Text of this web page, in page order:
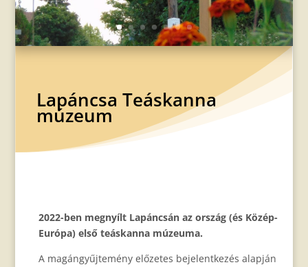
Lapáncsa Teáskanna
múzeum
2022-ben megnyílt Lapáncsán az ország (és Közép-
Európa) első teáskanna múzeuma.
A magángyűjtemény előzetes bejelentkezés alapján